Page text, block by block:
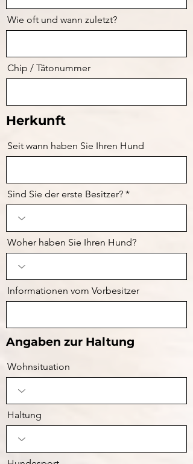
Wie oft und wann zuletzt?
Chip / Tätonummer
Herkunft
Seit wann haben Sie Ihren Hund
Sind Sie der erste Besitzer?
Woher haben Sie Ihren Hund?
Informationen vom Vorbesitzer
Angaben zur Haltung
Wohnsituation
Haltung